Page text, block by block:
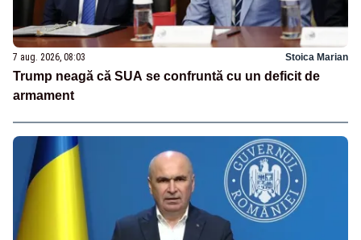
7 aug. 2026, 08:03 Stoica Marian
Trump neagă că SUA se confruntă cu un deficit de
armament